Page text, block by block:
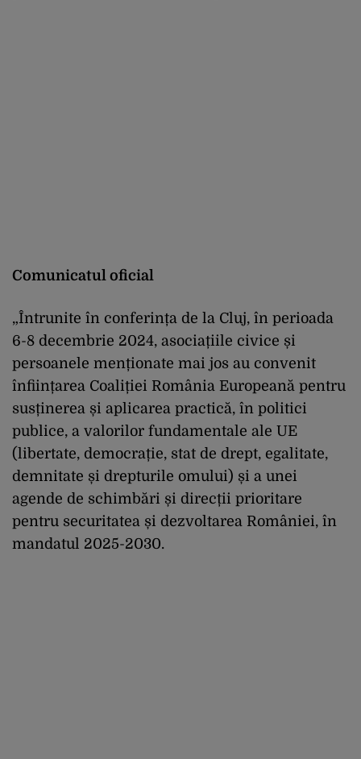
Comunicatul oficial
„Întrunite în conferința de la Cluj, în perioada
6-8 decembrie 2024, asociațiile civice și
persoanele menționate mai jos au convenit
înființarea Coaliției România Europeană pentru
susținerea și aplicarea practică, în politici
publice, a valorilor fundamentale ale UE
(libertate, democrație, stat de drept, egalitate,
demnitate și drepturile omului) și a unei
agende de schimbări și direcții prioritare
pentru securitatea și dezvoltarea României, în
mandatul 2025-2030.